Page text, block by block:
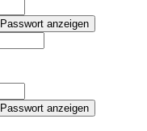
Passwort anzeigen
Passwort anzeigen